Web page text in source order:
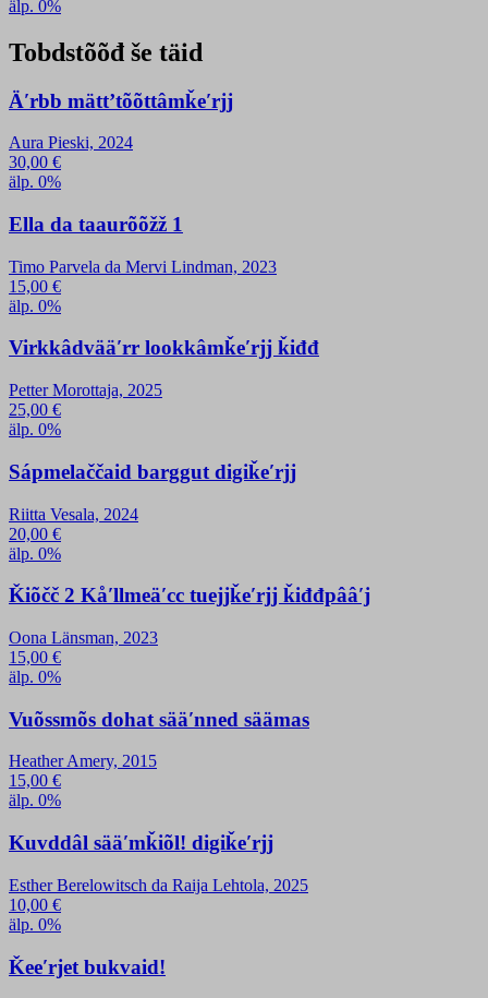
älp. 0%
Tobdstõõđ še täid
Äʹrbb mättʼtõõttâmǩeʹrjj
Aura Pieski, 2024
30,00 €
älp. 0%
Ella da taaurõõžž 1
Timo Parvela da Mervi Lindman, 2023
15,00 €
älp. 0%
Virkkâdvääʹrr lookkâmǩeʹrjj ǩiđđ
Petter Morottaja, 2025
25,00 €
älp. 0%
Sápmelaččaid barggut digiǩeʹrjj
Riitta Vesala, 2024
20,00 €
älp. 0%
Ǩiõčč 2 Kåʹllmeäʹcc tuejjǩeʹrjj ǩiđđpââʹj
Oona Länsman, 2023
15,00 €
älp. 0%
Vuõssmõs dohat sääʹnned säämas
Heather Amery, 2015
15,00 €
älp. 0%
Kuvddâl sääʹmǩiõl! digiǩeʹrjj
Esther Berelowitsch da Raija Lehtola, 2025
10,00 €
älp. 0%
Ǩeeʹrjet bukvaid!